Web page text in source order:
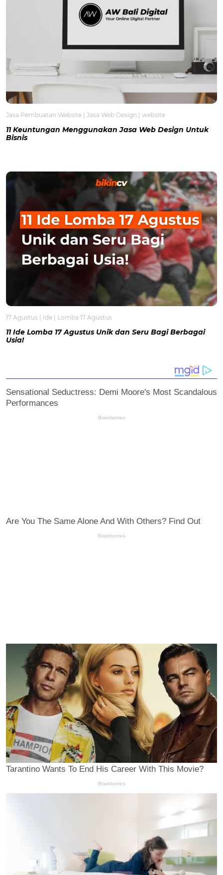
Jasa Pembuatan Website Jasa Web Design website
11 Keuntungan Menggunakan Jasa Web Design Untuk
Bisnis
17 Agustus Ide Lomba 17 Agustus
11 Ide Lomba 17 Agustus Unik dan Seru Bagi Berbagai
Usia!